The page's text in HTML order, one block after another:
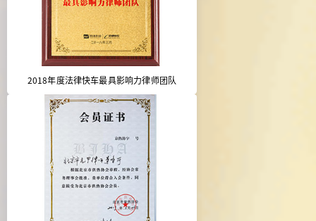
2018年度法律快车最具影响力律师团队